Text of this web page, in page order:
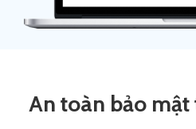
An toàn bảo